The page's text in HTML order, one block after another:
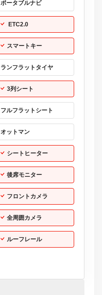
ポータブルナビ
ETC2.0
スマートキー
ランフラットタイヤ
3列シート
フルフラットシート
オットマン
シートヒーター
後席モニター
フロントカメラ
全周囲カメラ
ルーフレール